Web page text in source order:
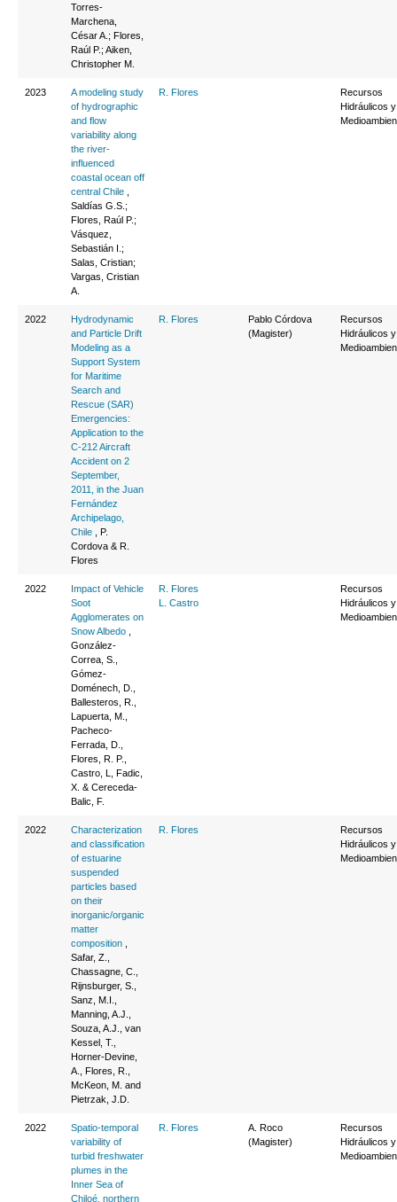
Torres-
Marchena,
César A.; Flores,
Raúl P.; Aiken,
Christopher M.
2023
A modeling study
of hydrographic
and flow
variability along
the river-
influenced
coastal ocean off
central Chile
Saldías G.S.;
Flores, Raúl P.;
Vásquez,
Sebastián I.;
Salas, Cristian;
Vargas, Cristian
A.
R. Flores
Recursos
Hidráulicos y
2022
Hydrodynamic
and Particle Drift
Modeling as a
Support System
for Maritime
Search and
Rescue (SAR)
Emergencies:
Application to the
C-212 Aircraft
Accident on 2
September,
2011, in the Juan
Fernández
Archipelago,
Chile , P.
Cordova & R.
Flores
R. Flores
Pablo Córdova
(Magister)
Recursos
Hidráulicos y
2022
Impact of Vehicle
Soot
Agglomerates on
Snow Albedo
González-
Correa, S.,
Gómez-
Doménech, D.,
Ballesteros, R.,
Lapuerta, M.,
Pacheco-
Ferrada, D.,
Flores, R. P.,
Castro, L, Fadic,
X. & Cereceda-
Balic, F.
R. Flores
L. Castro
Recursos
Hidráulicos y
2022
Characterization
and classification
of estuarine
suspended
particles based
on their
inorganic/organic
matter
composition
Safar, Z.,
Chassagne, C.,
Rijnsburger, S.,
Sanz, M.I.,
Manning, A.J.,
Souza, A.J., van
Kessel, T.,
Horner-Devine,
A., Flores, R.,
McKeon, M. and
Pietrzak, J.D.
R. Flores
Recursos
Hidráulicos y
2022
Spatio-temporal
variability of
turbid freshwater
plumes in the
Inner Sea of
Chiloé, northern
R. Flores
A. Roco
(Magister)
Recursos
Hidráulicos y